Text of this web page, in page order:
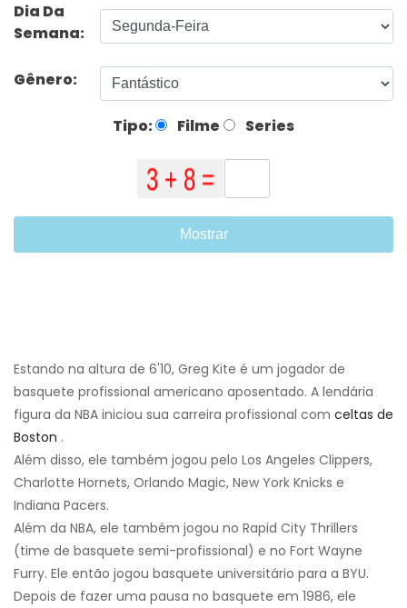
Dia Da
Semana:
Gênero:
Tipo: Filme Series
Mostrar
Estando na altura de 6'10, Greg Kite é um jogador de
basquete profissional americano aposentado. A lendária
figura da NBA iniciou sua carreira profissional com celtas de
Boston .
Além disso, ele também jogou pelo Los Angeles Clippers,
Charlotte Hornets, Orlando Magic, New York Knicks e
Indiana Pacers.
Além da NBA, ele também jogou no Rapid City Thrillers
(time de basquete semi-profissional) e no Fort Wayne
Furry. Ele então jogou basquete universitário para a BYU.
Depois de fazer uma pausa no basquete em 1986, ele